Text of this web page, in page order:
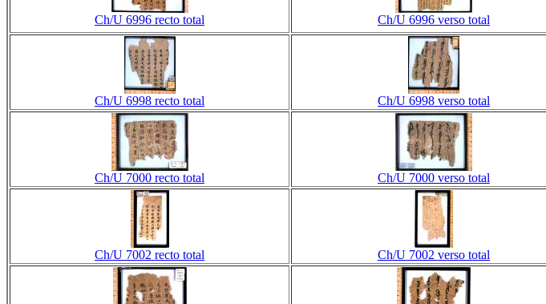
Ch/U 6996 recto total Ch/U 6996 verso total
Ch/U 6998 recto total Ch/U 6998 verso total
Ch/U 7000 recto total Ch/U 7000 verso total
Ch/U 7002 recto total Ch/U 7002 verso total